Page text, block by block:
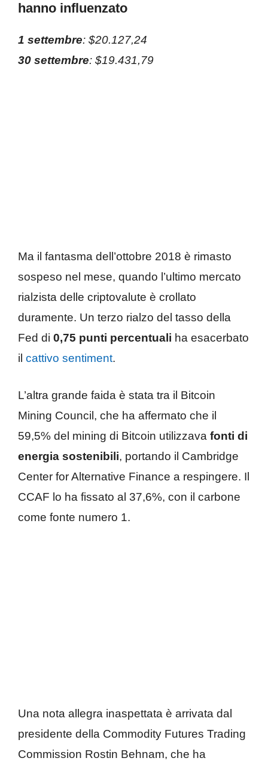
hanno influenzato
1 settembre: $20.127,24
30 settembre: $19.431,79
Ma il fantasma dell’ottobre 2018 è rimasto
sospeso nel mese, quando l’ultimo mercato
rialzista delle criptovalute è crollato
duramente. Un terzo rialzo del tasso della
Fed di 0,75 punti percentuali ha esacerbato
il cattivo sentiment.
L’altra grande faida è stata tra il Bitcoin
Mining Council, che ha affermato che il
59,5% del mining di Bitcoin utilizzava fonti di
energia sostenibili, portando il Cambridge
Center for Alternative Finance a respingere. Il
CCAF lo ha fissato al 37,6%, con il carbone
come fonte numero 1.
Una nota allegra inaspettata è arrivata dal
presidente della Commodity Futures Trading
Commission Rostin Behnam, che ha